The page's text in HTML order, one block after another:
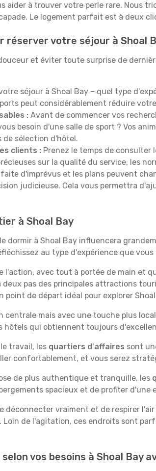
aider à trouver votre perle rare. Nous
Le logement parfait est à deux
réserver votre séjour à Shoal
et éviter toute surprise de
séjour à Shoal Bay – quel type
peut considérablement réduire
: Avant de commencer vos
besoin d'une salle de sport ? Vos
de sélection d'hôtel.
clients : Prenez le temps de consulter
sur la qualité du service, les
d'imprévus et les plans peuvent
judicieuse. Cela vous permettra
à Shoal Bay
dormir à Shoal Bay influencera
au type d'expérience que vous
l'action, avec tout à portée de main et
deux pas des principales attractions
point de départ idéal pour explorer
centrale mais avec une touche plus
hôtels qui obtiennent toujours
travail, les quartiers d'affaires sont
confortablement, et vous serez
de plus authentique et tranquille, les
spacieux et de profiter d'une
déconnecter vraiment et de respirer l'air
de l'agitation, ces endroits sont
vos besoins à Shoal Bay